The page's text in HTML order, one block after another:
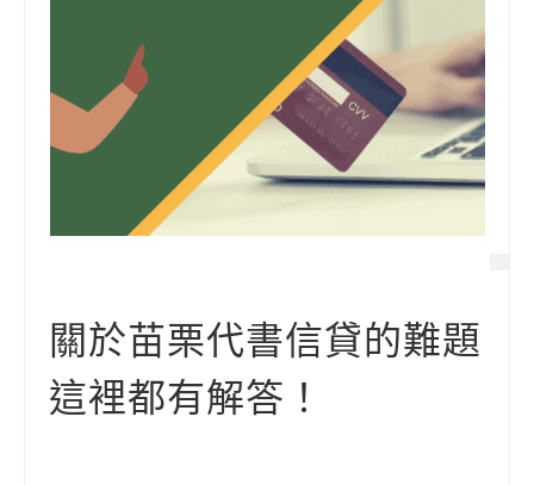
時事解析
生活理財
房產Q&A
關於苗栗代書信貸的難題
這裡都有解答！